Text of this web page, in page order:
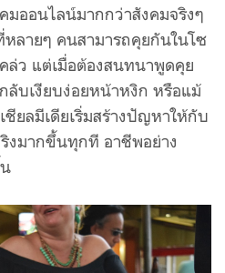
คมออนไลน์มากกว่าสังคมจริงๆ
ลายๆ คนสามารถคุยกันในโซ
ล่ว แต่เมื่อต้องสนทนาพูดคุย
ลับเงียบง่อยหน้าหงิก หรือแม้
ชียลมีเดียเริ่มสร้างปัญหาให้กับ
งมากขึ้นทุกที อาชีพอย่าง